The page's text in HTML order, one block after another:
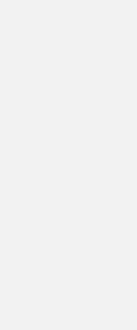
い。好